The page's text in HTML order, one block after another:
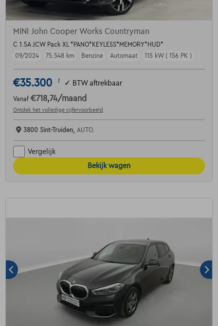
MINI John Cooper Works Countryman
C 1.5A JCW Pack XL *PANO*KEYLESS*MEMORY*HUD*
09/2024
75.548 km Benzine Automaat 115 kW ( 156 PK )
€35.300 1 ✓ BTW aftrekbaar
Vanaf €718,74/maand
Ontdek het volledige cijfervoorbeeld
3800 Sint-Truiden, AUTO.
Vergelijk
Bekijk wagen